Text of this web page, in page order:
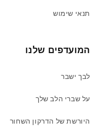
תנאי שימוש
המועדפים שלנו
לבך ישבר
על שברי הלב שלך
היורשת של הדרקון השחור